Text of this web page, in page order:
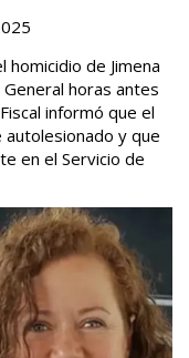
homicidio de Jimena
General horas antes
informó que el
y que
en el Servicio de